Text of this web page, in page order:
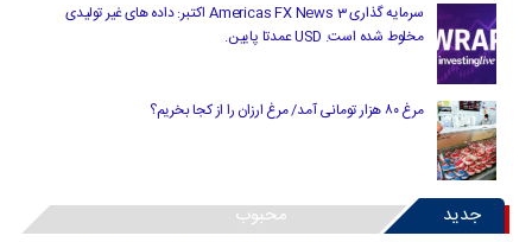
سرمایه گذاری Americas FX News 3 اکتبر: داده های غیر تولیدی
مخلوط شده است. USD عمدتا پایین.
مرغ ۸۰ هزار تومانی آمد/ مرغ ارزان را از کجا بخریم؟
جدید محبوب